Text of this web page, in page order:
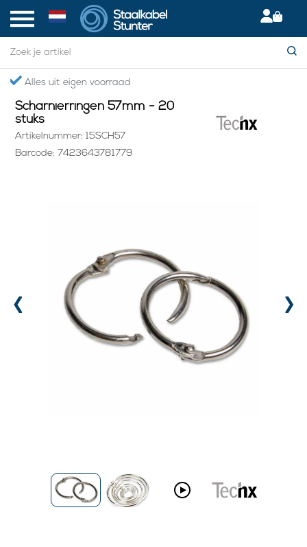
Gratis verzending boven €75,- in NL
Home > Scharnierringen 57mm - 20 stuks
Scharnierringen 57mm - 20
stuks
Artikelnummer: 15SCH57
Barcode: 7423643781779
‹ ›